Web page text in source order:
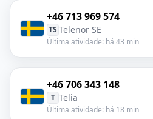
+46 713 969 574
TS Telenor SE
Última atividade: há 43 min
+46 706 343 148
T Telia
Última atividade: há 18 min